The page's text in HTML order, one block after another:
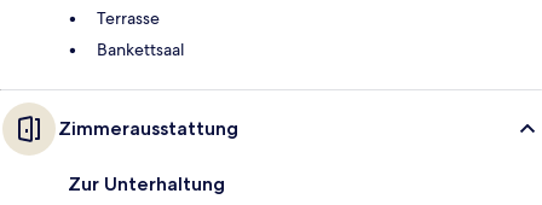
Terrasse
Bankettsaal
Zimmerausstattung
Zur Unterhaltung